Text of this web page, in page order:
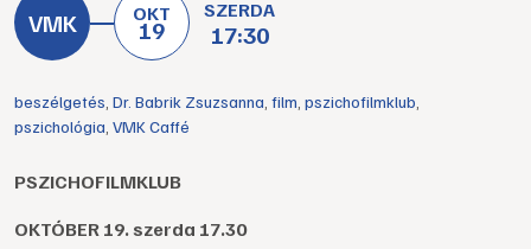
OKT
19
SZERDA
17:30
beszélgetés Dr. Babrik Zsuzsanna film pszichofilmklub
pszichológia VMK Caffé
PSZICHOFILMKLUB
OKTÓBER 19. szerda 17.30